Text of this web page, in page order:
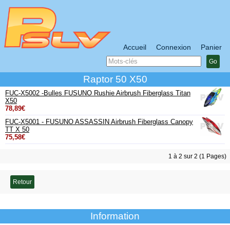
Accueil Connexion Panier
Go
Raptor 50 X50
FUC-X5002 -Bulles FUSUNO Rushie Airbrush Fiberglass Titan
X50
78,89€
FUC-X5001 - FUSUNO ASSASSIN Airbrush Fiberglass Canopy
TT X 50
75,58€
1 à 2 sur 2 (1 Pages)
Retour
Information